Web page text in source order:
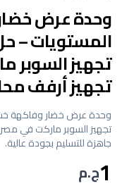
وحدة عرض
المستويات –
تجهيز السوبر
تجهيز أرفف
وحدة عرض خضار وفاكهة
تجهيز السوبر ماركت في
جاهزة للتسليم بجودة عالية.
1ج.م